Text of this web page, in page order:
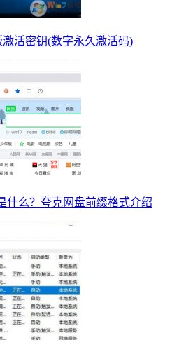
活密钥(数字永久激活码)
什么？夸克网盘前缀格式介绍